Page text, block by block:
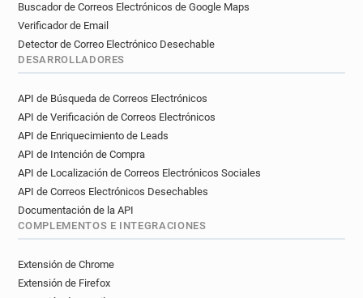
Buscador de Correos Electrónicos de Google Maps
Verificador de Email
Detector de Correo Electrónico Desechable
DESARROLLADORES
API de Búsqueda de Correos Electrónicos
API de Verificación de Correos Electrónicos
API de Enriquecimiento de Leads
API de Intención de Compra
API de Localización de Correos Electrónicos Sociales
API de Correos Electrónicos Desechables
Documentación de la API
COMPLEMENTOS E INTEGRACIONES
Extensión de Chrome
Extensión de Firefox